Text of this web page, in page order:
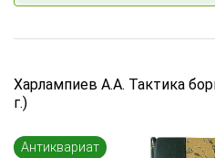
Харлампиев А.А. Тактика
г.)
Антиквариат